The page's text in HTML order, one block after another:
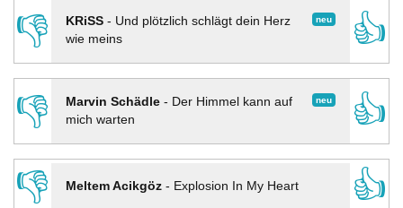
👎
neu
KRiSS- Und plötzlich schlägt dein Herz
wie meins
👍
👎 neu
Marvin Schädle- Der Himmel kann auf
mich warten
👍
👎
Meltem Acikgöz- Explosion In My Heart
👍